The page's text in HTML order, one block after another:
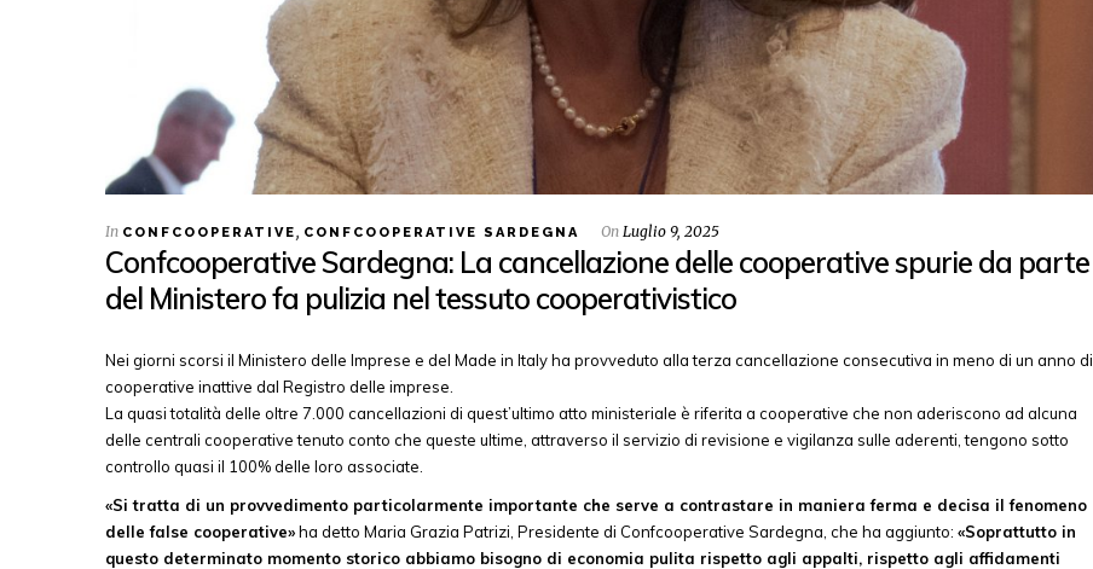
In CONFCOOPERATIVE , CONFCOOPERATIVE SARDEGNA On Luglio 9, 2025
Confcooperative Sardegna: La cancellazione delle cooperative spurie da parte
del Ministero fa pulizia nel tessuto cooperativistico
Nei giorni scorsi il Ministero delle Imprese e del Made in Italy ha provveduto alla terza cancellazione consecutiva in meno di un anno di
cooperative inattive dal Registro delle imprese.
La quasi totalità delle oltre 7.000 cancellazioni di quest’ultimo atto ministeriale è riferita a cooperative che non aderiscono ad alcuna
delle centrali cooperative tenuto conto che queste ultime, attraverso il servizio di revisione e vigilanza sulle aderenti, tengono sotto
controllo quasi il 100% delle loro associate.
«Si tratta di un provvedimento particolarmente importante che serve a contrastare in maniera ferma e decisa il fenomeno
delle false cooperative»ha detto Maria Grazia Patrizi, Presidente di Confcooperative Sardegna, che ha aggiunto: «Soprattutto in
questo determinato momento storico abbiamo bisogno di economia pulita rispetto agli appalti, rispetto agli affidamenti